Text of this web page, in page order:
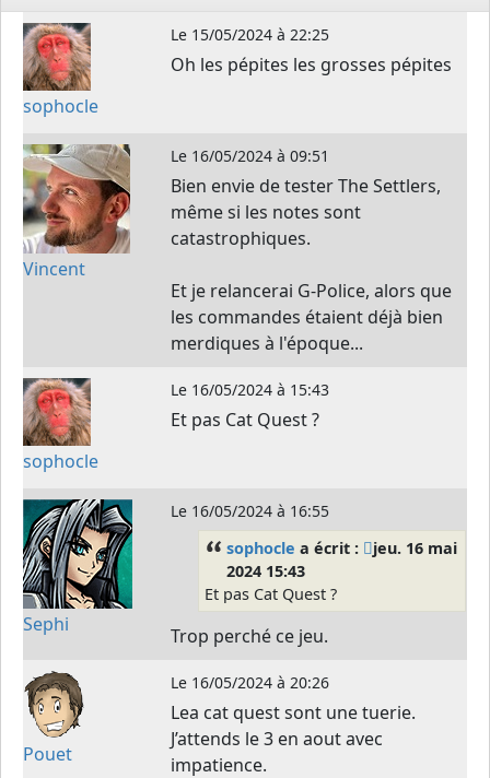
sophocle
Le 15/05/2024 à 22:25
Oh les pépites les grosses pépites
Vincent
Le 16/05/2024 à 09:51
Bien envie de tester The Settlers,
même si les notes sont
catastrophiques.
Et je relancerai G-Police, alors que
les commandes étaient déjà bien
merdiques à l'époque...
sophocle
Le 16/05/2024 à 15:43
Et pas Cat Quest ?
Sephi
Le 16/05/2024 à 16:55
sophocle a écrit :
jeu. 16 mai
2024 15:43
Et pas Cat Quest ?
Trop perché ce jeu.
Pouet
Le 16/05/2024 à 20:26
Lea cat quest sont une tuerie.
J’attends le 3 en aout avec
impatience.